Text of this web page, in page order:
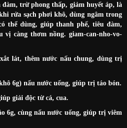
đàm, trừ phong thấp, giảm huyết áp, là
rửa sạch phơi khô, dùng ngâm trong
thể dùng, giúp thanh phế, tiêu đàm,
vị càng thơm nồng. giam-can-nho-vo-
lát, thêm nước nấu chung, dùng trị
6g) nấu nước uống, giúp trị táo bón.
giải độc từ cá, cua.
6g, cùng nấu nước uống, giúp trị viêm